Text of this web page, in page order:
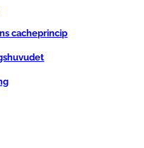
cacheprincip